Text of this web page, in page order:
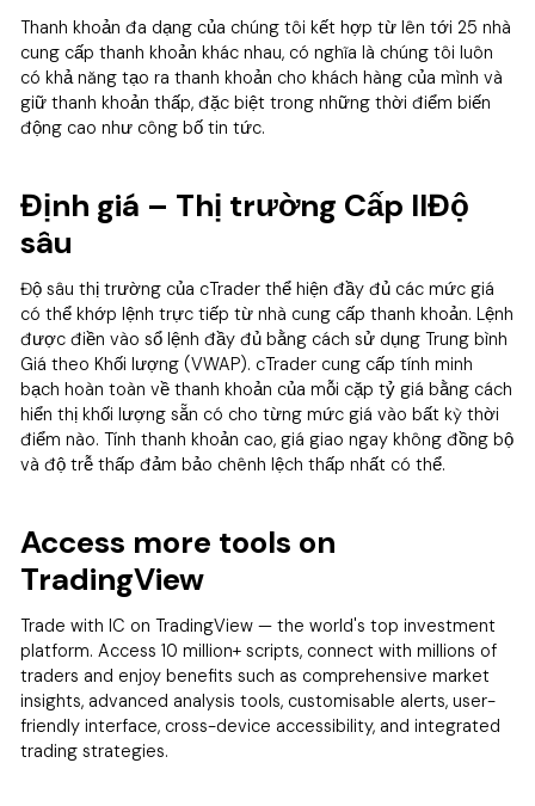
Thanh khoản đa dạng của chúng tôi kết hợp từ lên tới 25 nhà
cung cấp thanh khoản khác nhau, có nghĩa là chúng tôi luôn
có khả năng tạo ra thanh khoản cho khách hàng của mình và
giữ thanh khoản thấp, đặc biệt trong những thời điểm biến
động cao như công bố tin tức.
Định giá – Thị trường Cấp IIĐộ
sâu
Độ sâu thị trường của cTrader thể hiện đầy đủ các mức giá
có thể khớp lệnh trực tiếp từ nhà cung cấp thanh khoản. Lệnh
được điền vào sổ lệnh đầy đủ bằng cách sử dụng Trung bình
Giá theo Khối lượng (VWAP). cTrader cung cấp tính minh
bạch hoàn toàn về thanh khoản của mỗi cặp tỷ giá bằng cách
hiển thị khối lượng sẵn có cho từng mức giá vào bất kỳ thời
điểm nào. Tính thanh khoản cao, giá giao ngay không đồng bộ
và độ trễ thấp đảm bảo chênh lệch thấp nhất có thể.
Access more tools on
TradingView
Trade with IC on TradingView — the world's top investment
platform. Access 10 million+ scripts, connect with millions of
traders and enjoy benefits such as comprehensive market
insights, advanced analysis tools, customisable alerts, user-
friendly interface, cross-device accessibility, and integrated
trading strategies.